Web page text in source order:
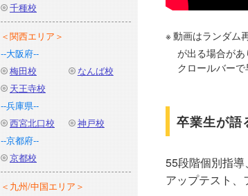
千種校
＜関西エリア＞
--大阪府--
梅田校
なんば校
天王寺校
--兵庫県--
西宮北口校
神戸校
--京都府--
京都校
＜九州/中国エリア＞
動画はランダム
が出る場合が
クロールバーで
卒業生が語
55段階個別指
アップテスト、